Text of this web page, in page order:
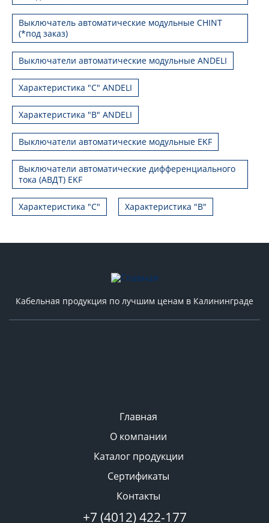
Выключатель автоматические модульные CHINT
(*под заказ)
Выключатели автоматические модульные ANDELI
Характеристика "C" ANDELI
Характеристика "B" ANDELI
Выключатели автоматические модульные EKF
Выключатели автоматические дифференциального
тока (АВДТ) EKF
Характеристика "С" Характеристика "B"
Кабельная продукция по лучшим ценам в Калининграде
Главная
О компании
Каталог продукции
Сертификаты
Контакты
+7 (4012) 422-177